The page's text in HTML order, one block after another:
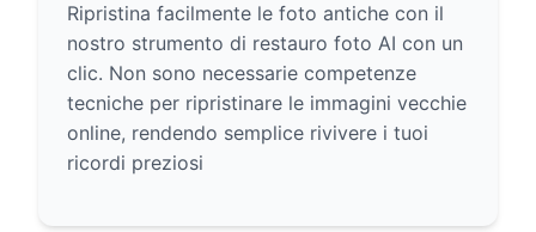
Ripristina facilmente le foto antiche con il
nostro strumento di restauro foto AI con un
clic. Non sono necessarie competenze
tecniche per ripristinare le immagini vecchie
online, rendendo semplice rivivere i tuoi
ricordi preziosi